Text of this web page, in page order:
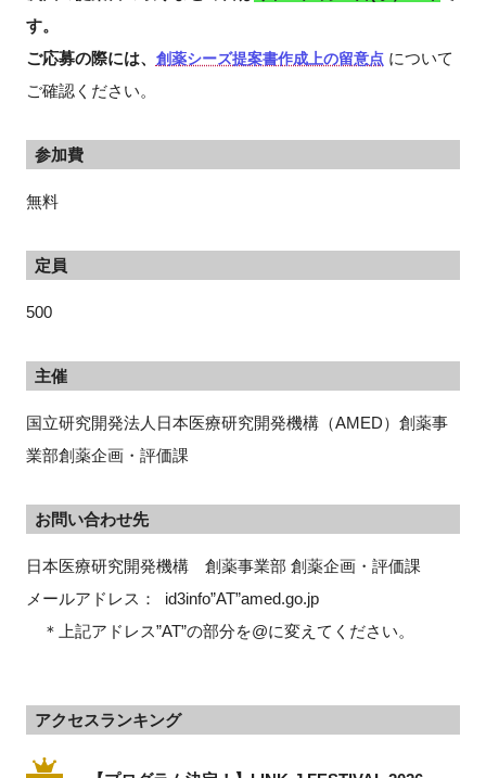
す。
ご応募の際には、 創薬シーズ提案書作成上の留意点 について
ご確認ください。
参加費
無料
定員
500
主催
国立研究開発法人日本医療研究開発機構（AMED）創薬事
業部創薬企画・評価課
お問い合わせ先
日本医療研究開発機構　創薬事業部 創薬企画・評価課
メールアドレス：  id3info”AT”amed.go.jp
＊上記アドレス”AT”の部分を@に変えてください。
アクセスランキング